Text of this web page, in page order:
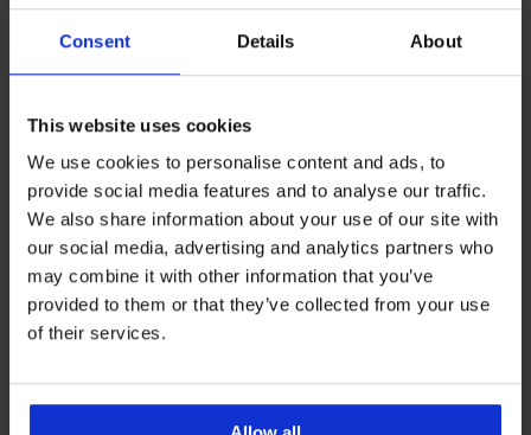
Consent Details About
This website uses cookies
We use cookies to personalise content and ads, to
provide social media features and to analyse our traffic.
We also share information about your use of our site with
our social media, advertising and analytics partners who
may combine it with other information that you’ve
provided to them or that they’ve collected from your use
of their services.
4,84,7
Galla
melltartó
4,6
BESTSELLER
True
Shape
4,84,8
BESTSELLER
Alexandra
nélküli,
kisebbítő
Kiárusítás -30%
4,8
Celine
melltartó
4,8
Way
4,7
Bellinda
melltartó,
bélés
Ugyanebből a kollekcióból